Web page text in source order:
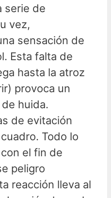
serie de
vez,
sensación de
Esta falta de
hasta la atroz
provoca un
huida.
de evitación
Todo lo
el fin de
peligro
reacción lleva al